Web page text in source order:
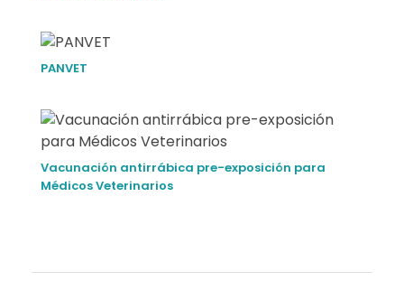
PANVET
Vacunación antirrábica pre-exposición para
Médicos Veterinarios